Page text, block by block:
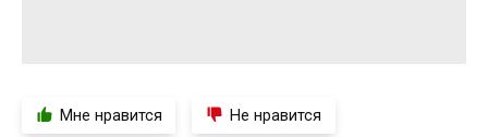
Мне нравится Не нравится